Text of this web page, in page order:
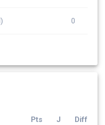
0
Pts J Diff